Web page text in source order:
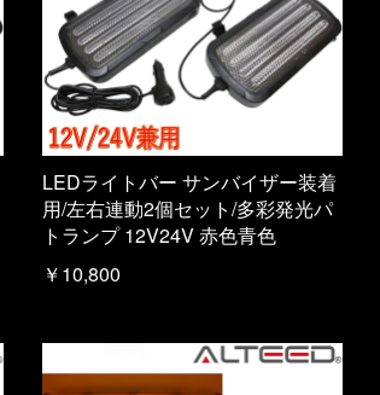
LEDライトバー サンバイザー装着
用/左右連動2個セット/多彩発光パ
トランプ 12V24V 赤色青色
￥10,800